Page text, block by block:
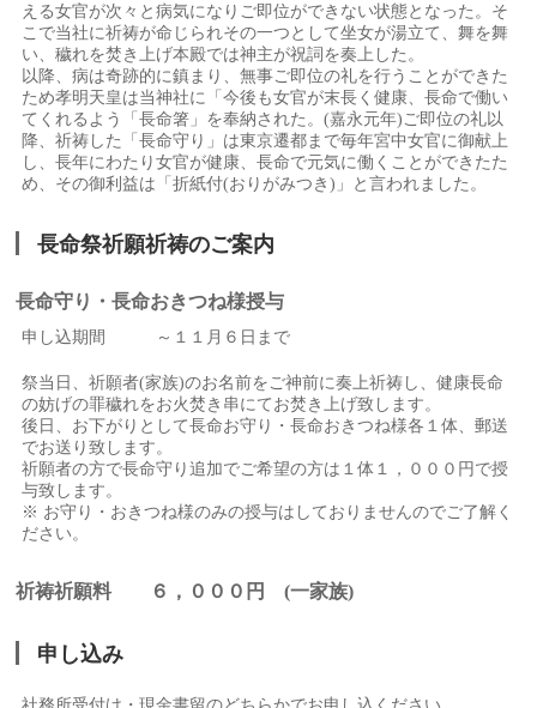
える女官が次々と病気になりご即位ができない状態となった。そ
こで当社に祈祷が命じられその一つとして坐女が湯立て、舞を舞
い、穢れを焚き上げ本殿では神主が祝詞を奏上した。
以降、病は奇跡的に鎮まり、無事ご即位の礼を行うことができた
ため孝明天皇は当神社に「今後も女官が末長く健康、長命で働い
てくれるよう「長命箸」を奉納された。(嘉永元年)ご即位の礼以
降、祈祷した「長命守り」は東京遷都まで毎年宮中女官に御献上
し、長年にわたり女官が健康、長命で元気に働くことができたた
め、その御利益は「折紙付(おりがみつき)」と言われました。
長命祭祈願祈祷のご案内
長命守り・長命おきつね様授与
申し込期間 ～１１月６日まで
祭当日、祈願者(家族)のお名前をご神前に奏上祈祷し、健康長命
の妨げの罪穢れをお火焚き串にてお焚き上げ致します。
後日、お下がりとして長命お守り・長命おきつね様各１体、郵送
でお送り致します。
祈願者の方で長命守り追加でご希望の方は１体１，０００円で授
与致します。
※ お守り・おきつね様のみの授与はしておりませんのでご了解く
ださい。
祈祷祈願料 ６，０００円 (一家族)
申し込み